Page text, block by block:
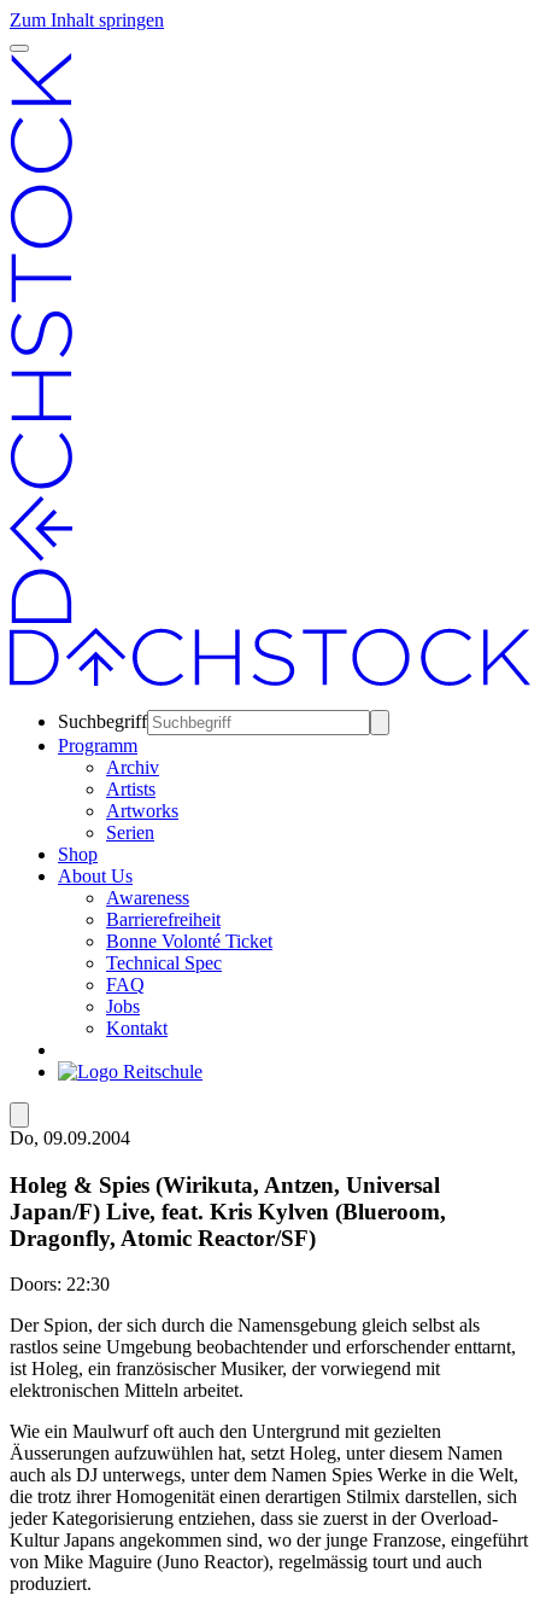
Zum Inhalt springen
Suchbegriff
Programm
Archiv
Artists
Artworks
Serien
Shop
About Us
Awareness
Barrierefreiheit
Bonne Volonté Ticket
Technical Spec
FAQ
Jobs
Kontakt
Do, 09.09.2004
Holeg & Spies (Wirikuta, Antzen, Universal
Japan/F) Live, feat. Kris Kylven (Blueroom,
Dragonfly, Atomic Reactor/SF)
Doors: 22:30
Der Spion, der sich durch die Namensgebung gleich selbst als
rastlos seine Umgebung beobachtender und erforschender enttarnt,
ist Holeg, ein französischer Musiker, der vorwiegend mit
elektronischen Mitteln arbeitet.
Wie ein Maulwurf oft auch den Untergrund mit gezielten
Äusserungen aufzuwühlen hat, setzt Holeg, unter diesem Namen
auch als DJ unterwegs, unter dem Namen Spies Werke in die Welt,
die trotz ihrer Homogenität einen derartigen Stilmix darstellen, sich
jeder Kategorisierung entziehen, dass sie zuerst in der Overload-
Kultur Japans angekommen sind, wo der junge Franzose, eingeführt
von Mike Maguire (Juno Reactor), regelmässig tourt und auch
produziert.